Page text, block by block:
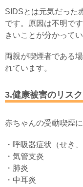
SIDSとは元気だった
です。原因は不明で
きいことが分かってい
両親が喫煙者である
れています。
3.健康被害のリスク
赤ちゃんの受動喫煙
・呼吸器症状（せき
・気管支炎
・肺炎
・中耳炎